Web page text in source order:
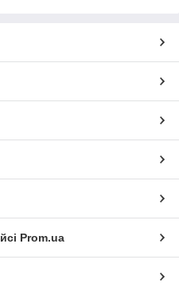
Prom.ua